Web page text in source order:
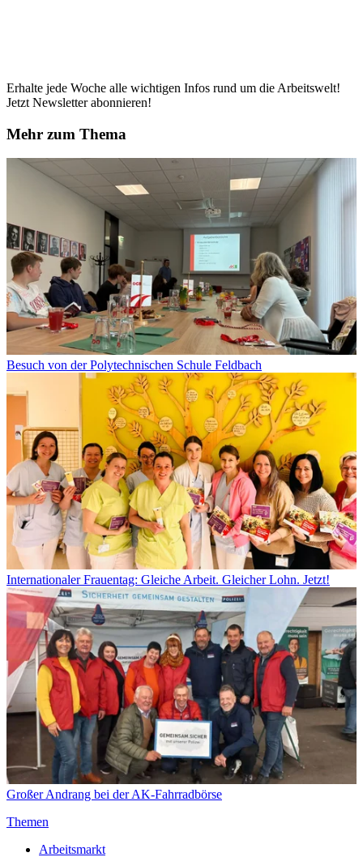
Erhalte jede Woche alle wichtigen Infos rund um die Arbeitswelt!
Jetzt Newsletter abonnieren!
Mehr zum Thema
Besuch von der Polytechnischen Schule Feldbach
Internationaler Frauentag: Gleiche Arbeit. Gleicher Lohn. Jetzt!
Großer Andrang bei der AK-Fahrradbörse
Themen
Arbeitsmarkt